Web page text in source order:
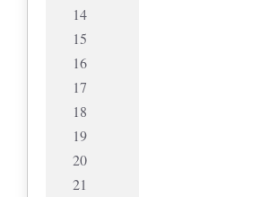
14
15
16
17
18
19
20
21